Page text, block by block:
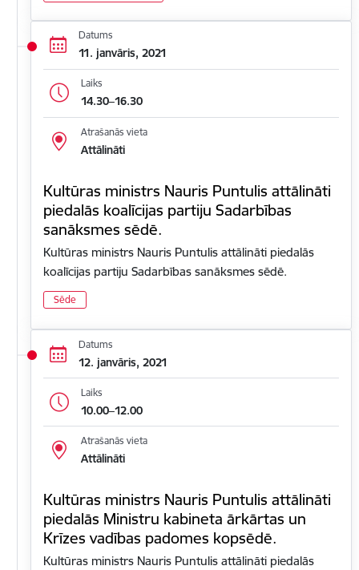
Datums
11. janvāris, 2021
Laiks
14.30–16.30
Atrašanās vieta
Attālināti
Kultūras ministrs Nauris Puntulis attālināti
piedalās koalīcijas partiju Sadarbības
sanāksmes sēdē.
Kultūras ministrs Nauris Puntulis attālināti piedalās
koalīcijas partiju Sadarbības sanāksmes sēdē.
Sēde
Datums
12. janvāris, 2021
Laiks
10.00–12.00
Atrašanās vieta
Attālināti
Kultūras ministrs Nauris Puntulis attālināti
piedalās Ministru kabineta ārkārtas un
Krīzes vadības padomes kopsēdē.
Kultūras ministrs Nauris Puntulis attālināti piedalās